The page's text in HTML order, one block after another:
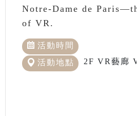
Notre-Dame de
of VR.
活動時間
活動地點
2F VR藝廊